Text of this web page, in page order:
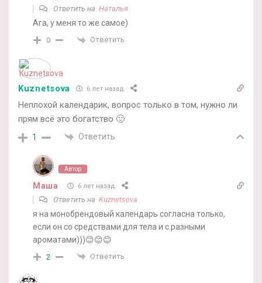
Ответить на Наталья
Ага, у меня то же самое)
0 Ответить
Kuznetsova 6 лет назад
Неплохой календарик, вопрос только в том, нужно ли
прям всё это богатство 🙂
1 Ответить
Автор
Маша 6 лет назад
Ответить на Kuznetsova
я на монобрендовый календарь согласна только,
если он со средствами для тела и с разными
ароматами)))😊😊😊
2 Ответить